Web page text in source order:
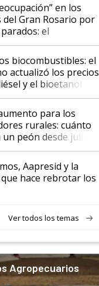
en los
Gran Rosario por
el
de las
en tensión tras
de fuerza de los
biocombustibles: el
actualizó los precios
y el bioetanol
para los
rurales: cuánto
peón desde julio
Aapresid y la
hace rebrotar los
Ver todos los temas
Agropecuarios